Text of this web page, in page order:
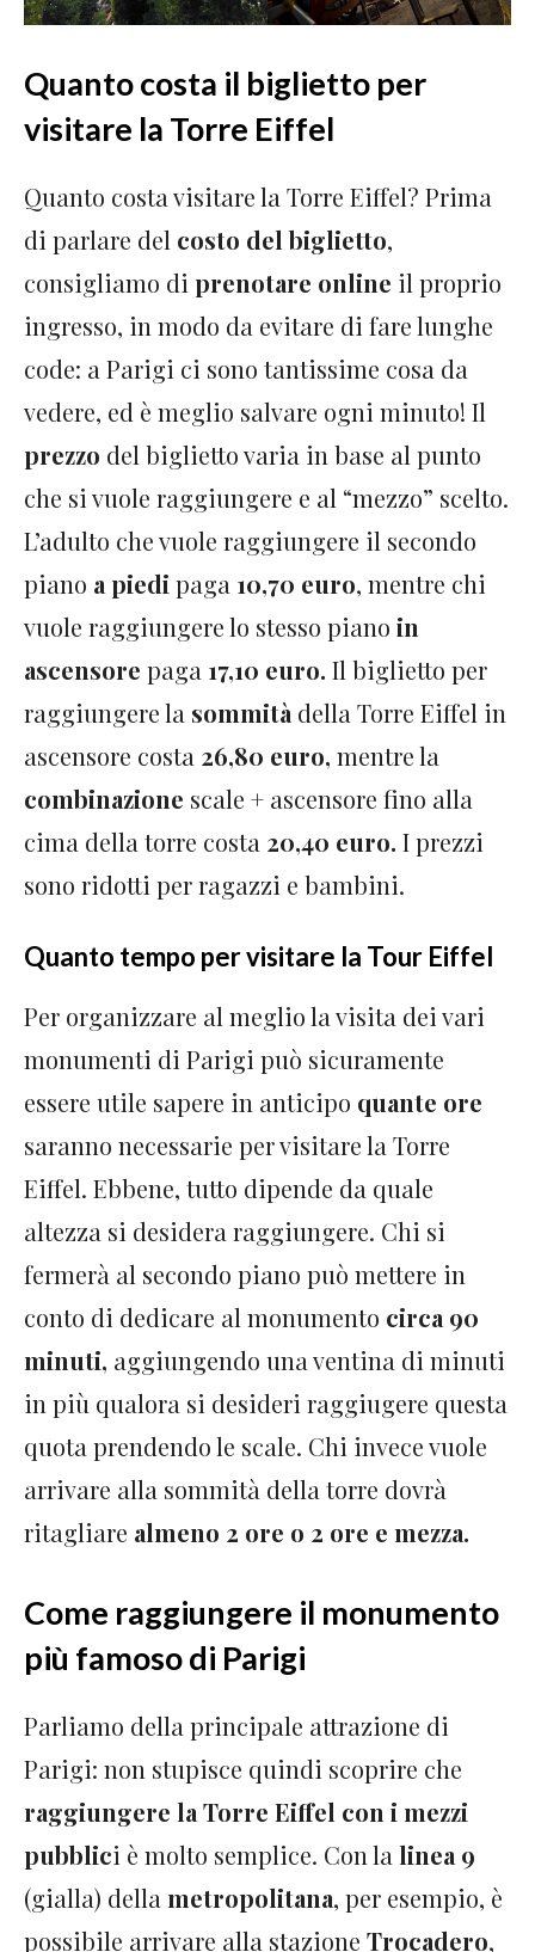
Quanto costa il biglietto per
visitare la Torre Eiffel
Quanto costa visitare la Torre Eiffel? Prima
di parlare del costo del biglietto,
consigliamo di prenotare online il proprio
ingresso, in modo da evitare di fare lunghe
code: a Parigi ci sono tantissime cosa da
vedere, ed è meglio salvare ogni minuto! Il
prezzo del biglietto varia in base al punto
che si vuole raggiungere e al “mezzo” scelto.
L’adulto che vuole raggiungere il secondo
piano a piedi paga 10,70 euro, mentre chi
vuole raggiungere lo stesso piano in
ascensore paga 17,10 euro. Il biglietto per
raggiungere la sommità della Torre Eiffel in
ascensore costa 26,80 euro, mentre la
combinazione scale + ascensore fino alla
cima della torre costa 20,40 euro. I prezzi
sono ridotti per ragazzi e bambini.
Quanto tempo per visitare la Tour Eiffel
Per organizzare al meglio la visita dei vari
monumenti di Parigi può sicuramente
essere utile sapere in anticipo quante ore
saranno necessarie per visitare la Torre
Eiffel. Ebbene, tutto dipende da quale
altezza si desidera raggiungere. Chi si
fermerà al secondo piano può mettere in
conto di dedicare al monumento circa 90
minuti, aggiungendo una ventina di minuti
in più qualora si desideri raggiugere questa
quota prendendo le scale. Chi invece vuole
arrivare alla sommità della torre dovrà
ritagliare almeno 2 ore o 2 ore e mezza.
Come raggiungere il monumento
più famoso di Parigi
Parliamo della principale attrazione di
Parigi: non stupisce quindi scoprire che
raggiungere la Torre Eiffel con i mezzi
pubblici è molto semplice. Con la linea 9
(gialla) della metropolitana, per esempio, è
possibile arrivare alla stazione Trocadero,